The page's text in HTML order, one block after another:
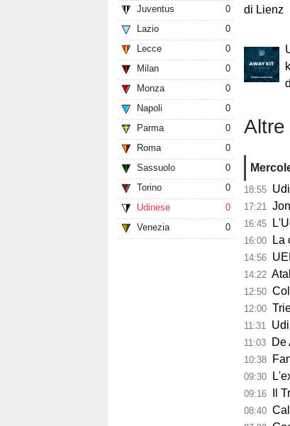
Juventus
0
Lazio
0
Lecce
0
Milan
0
Monza
0
Napoli
0
Parma
0
Roma
0
Sassuolo
0
Torino
0
Udinese
0
Venezia
0
di Lienz
Altre
18:55
17:21
16:45
16:00 La
14:56 UEB
14:22
12:50
12:00
11:31
11:03 De
10:38
09:30
09:16 Il
08:40